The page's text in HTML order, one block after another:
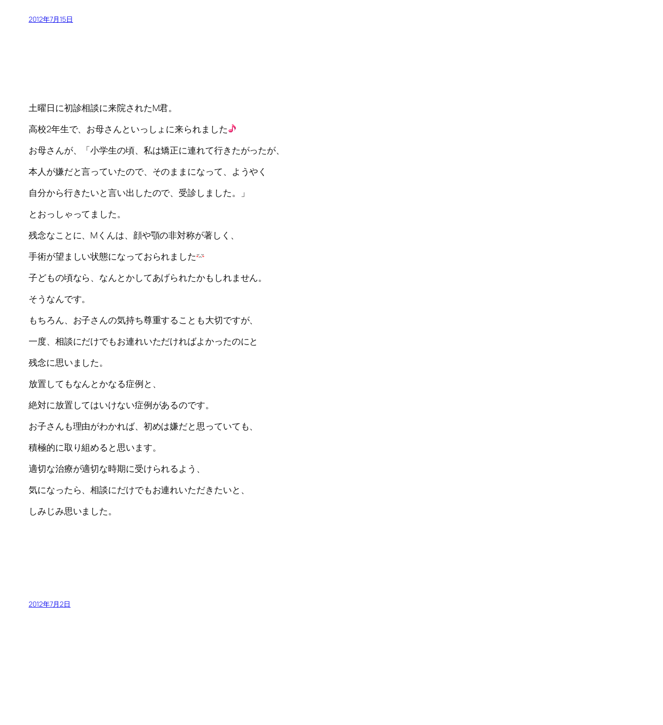
2012年7月15日
土曜日に初診相談に来院されたM君。
高校2年生で、お母さんといっしょに来られました
お母さんが、「小学生の頃、私は矯正に連れて行きたがったが、
本人が嫌だと言っていたので、そのままになって、ようやく
自分から行きたいと言い出したので、受診しました。」
とおっしゃってました。
残念なことに、Mくんは、顔や顎の非対称が著しく、
手術が望ましい状態になっておられました
子どもの頃なら、なんとかしてあげられたかもしれません。
そうなんです。
もちろん、お子さんの気持ち尊重することも大切ですが、
一度、相談にだけでもお連れいただければよかったのにと
残念に思いました。
放置してもなんとかなる症例と、
絶対に放置してはいけない症例があるのです。
お子さんも理由がわかれば、初めは嫌だと思っていても、
積極的に取り組めると思います。
適切な治療が適切な時期に受けられるよう、
気になったら、相談にだけでもお連れいただきたいと、
しみじみ思いました。
2012年7月2日